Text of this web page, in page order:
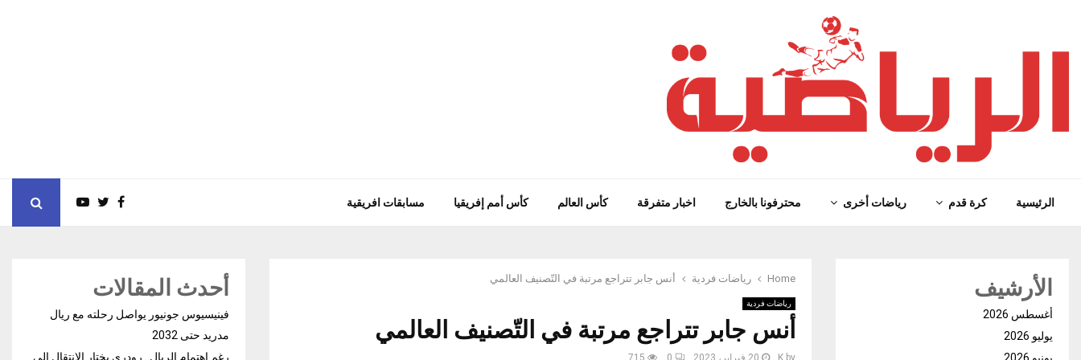
الرئيسية كرة قدم رياضات أخرى محترفونا بالخارج اخبار متفرقة كأس العالم كأس أمم إفريقيا مسابقات افريقية
Home رياضات فردية أنس جابر تتراجع مرتبة في التّصنيف العالمي
رياضات فردية
أنس جابر تتراجع مرتبة في التّصنيف العالمي
by
K 20 فبراير، 2023 0
715
الأرشيف
أغسطس 2026
يوليو 2026
يونيو 2026
أحدث المقالات
فينيسيوس جونيور يواصل رحلته مع ريال
مدريد حتى 2032
رغم إهتمام الريال.. رودري يختار الإنتقال إلى